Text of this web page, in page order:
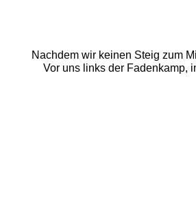
Nachdem wir keinen Steig zum
Vor uns links der Fadenkamp,